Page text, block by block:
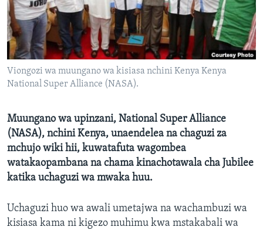
Viongozi wa muungano wa kisiasa nchini Kenya Kenya
National Super Alliance (NASA).
Muungano wa upinzani, National Super Alliance
(NASA), nchini Kenya, unaendelea na chaguzi za
mchujo wiki hii, kuwatafuta wagombea
watakaopambana na chama kinachotawala cha Jubilee
katika uchaguzi wa mwaka huu.
Uchaguzi huo wa awali umetajwa na wachambuzi wa
kisiasa kama ni kigezo muhimu kwa mstakabali wa